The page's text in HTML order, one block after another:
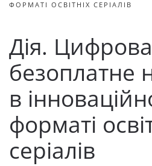
ФОРМАТІ ОСВІТНІХ СЕРІАЛІВ
Дія. Цифрова
безоплатне
в
форматі
серіалів